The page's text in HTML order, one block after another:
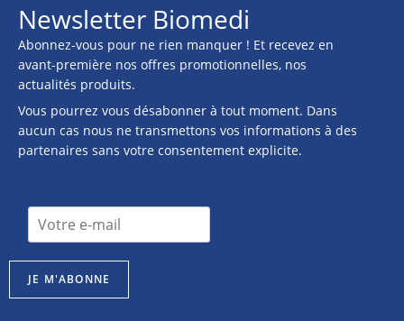
Newsletter Biomedi
Abonnez-vous pour ne rien manquer ! Et recevez en
avant-première nos offres promotionnelles, nos
actualités produits.
Vous pourrez vous désabonner à tout moment. Dans
aucun cas nous ne transmettons vos informations à des
partenaires sans votre consentement explicite.
c
i
I
r
i
JE M'ABONNE